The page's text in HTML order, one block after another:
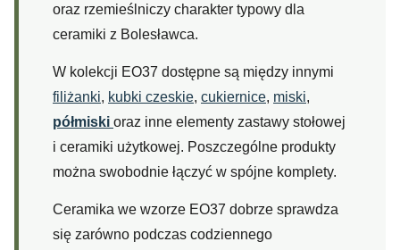
oraz rzemieślniczy charakter typowy dla
ceramiki z Bolesławca.
W kolekcji EO37 dostępne są między innymi
filiżanki, kubki czeskie, cukiernice, miski,
półmiski oraz inne elementy zastawy stołowej
i ceramiki użytkowej. Poszczególne produkty
można swobodnie łączyć w spójne komplety.
Ceramika we wzorze EO37 dobrze sprawdza
się zarówno podczas codziennego